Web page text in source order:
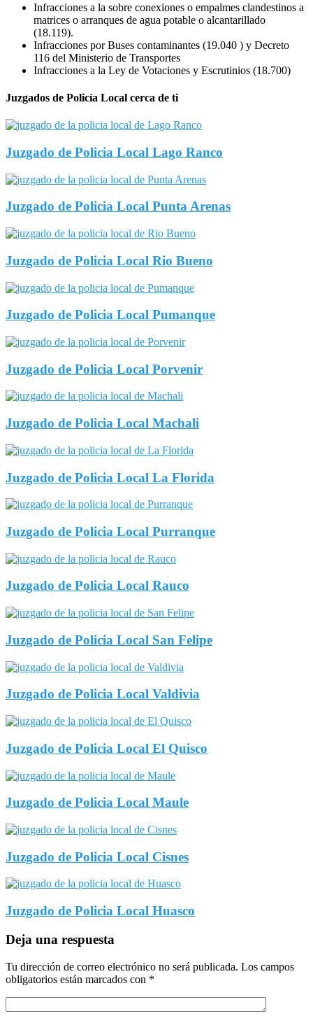
Infracciones a la sobre conexiones o empalmes clandestinos a
matrices o arranques de agua potable o alcantarillado
(18.119).
Infracciones por Buses contaminantes (19.040 ) y Decreto
116 del Ministerio de Transportes
Infracciones a la Ley de Votaciones y Escrutinios (18.700)
Juzgados de Policía Local cerca de ti
Juzgado de Policia Local Lago Ranco
Juzgado de Policia Local Punta Arenas
Juzgado de Policia Local Rio Bueno
Juzgado de Policia Local Pumanque
Juzgado de Policia Local Porvenir
Juzgado de Policia Local Machali
Juzgado de Policia Local La Florida
Juzgado de Policia Local Purranque
Juzgado de Policia Local Rauco
Juzgado de Policia Local San Felipe
Juzgado de Policia Local Valdivia
Juzgado de Policia Local El Quisco
Juzgado de Policia Local Maule
Juzgado de Policia Local Cisnes
Juzgado de Policia Local Huasco
Deja una respuesta
Tu dirección de correo electrónico no será publicada. Los campos
obligatorios están marcados con *